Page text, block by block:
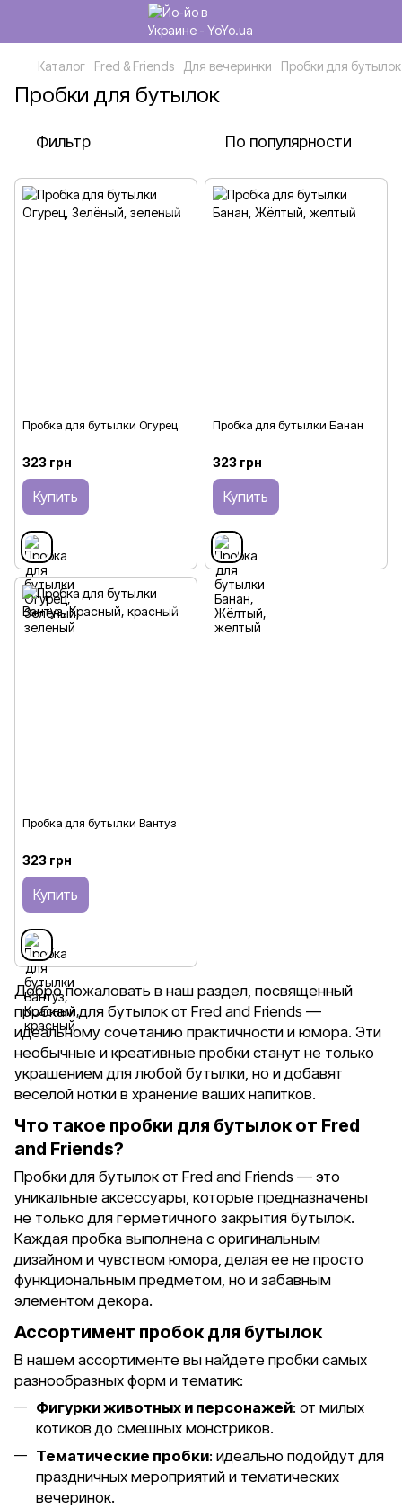
Каталог Fred & Friends Для вечеринки Пробки для бутылок
Пробки для бутылок
Фильтр По популярности
Пробка для бутылки Огурец
323 грн
Купить
Пробка для бутылки Банан
323 грн
Купить
Пробка для бутылки Вантуз
323 грн
Купить
Добро пожаловать в наш раздел, посвященный
пробкам для бутылок от Fred and Friends —
идеальному сочетанию практичности и юмора. Эти
необычные и креативные пробки станут не только
украшением для любой бутылки, но и добавят
веселой нотки в хранение ваших напитков.
Что такое пробки для бутылок от Fred
and Friends?
Пробки для бутылок от Fred and Friends — это
уникальные аксессуары, которые предназначены
не только для герметичного закрытия бутылок.
Каждая пробка выполнена с оригинальным
дизайном и чувством юмора, делая ее не просто
функциональным предметом, но и забавным
элементом декора.
Ассортимент пробок для бутылок
В нашем ассортименте вы найдете пробки самых
разнообразных форм и тематик:
Фигурки животных и персонажей: от милых
котиков до смешных монстриков.
Тематические пробки: идеально подойдут для
праздничных мероприятий и тематических
вечеринок.